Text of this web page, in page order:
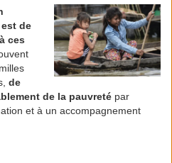
de
ces
de
de la pauvreté par
et à un accompagnement